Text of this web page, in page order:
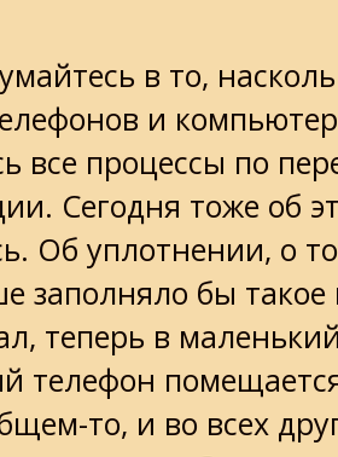
в то,
и
все процессы по
Сегодня тоже об
Об уплотнении, о
заполняло бы
теперь в
телефон
то, и во всех